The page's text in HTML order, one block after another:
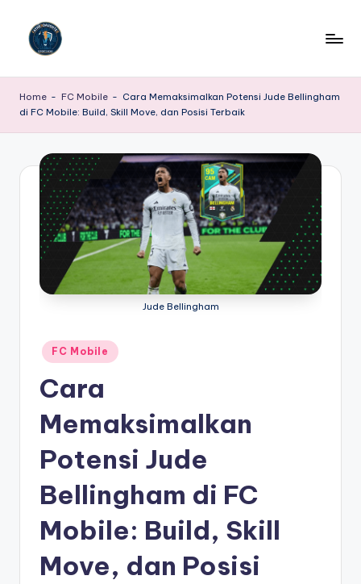
o
r
B
ri
E-
adalah
platform
berita
dan
informasi
terdepan
secara
update,
analisis,
dan
liputan
mendalam
dunia
sport
gaming
Home - FC Mobile - Cara Memaksimalkan Potensi Jude Bellingham
di FC Mobile: Build, Skill Move, dan Posisi Terbaik
Jude Bellingham
Posted
in
FC Mobile
Cara
Memaksimalkan
Potensi Jude
Bellingham di FC
Mobile: Build, Skill
Move, dan Posisi